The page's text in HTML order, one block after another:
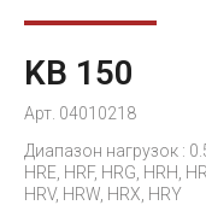
KB 150
Арт. 04010218
Диапазон нагрузок :
HRE, HRF, HRG, HRH,
HRV, HRW, HRX, HRY